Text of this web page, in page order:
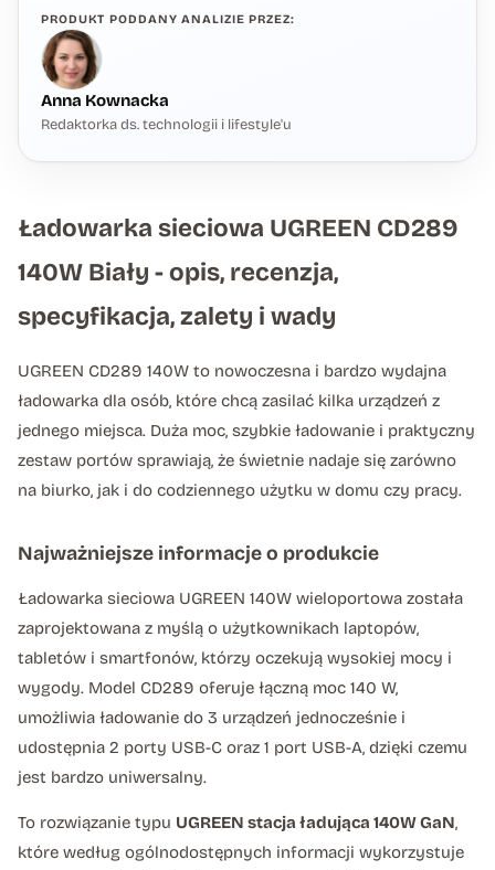
PRODUKT PODDANY ANALIZIE PRZEZ:
Anna Kownacka
Redaktorka ds. technologii i lifestyle'u
Ładowarka sieciowa UGREEN CD289
140W Biały - opis, recenzja,
specyfikacja, zalety i wady
UGREEN CD289 140W to nowoczesna i bardzo wydajna
ładowarka dla osób, które chcą zasilać kilka urządzeń z
jednego miejsca. Duża moc, szybkie ładowanie i praktyczny
zestaw portów sprawiają, że świetnie nadaje się zarówno
na biurko, jak i do codziennego użytku w domu czy pracy.
Najważniejsze informacje o produkcie
Ładowarka sieciowa UGREEN 140W wieloportowa została
zaprojektowana z myślą o użytkownikach laptopów,
tabletów i smartfonów, którzy oczekują wysokiej mocy i
wygody. Model CD289 oferuje łączną moc 140 W,
umożliwia ładowanie do 3 urządzeń jednocześnie i
udostępnia 2 porty USB-C oraz 1 port USB-A, dzięki czemu
jest bardzo uniwersalny.
To rozwiązanie typu UGREEN stacja ładująca 140W GaN,
które według ogólnodostępnych informacji wykorzystuje